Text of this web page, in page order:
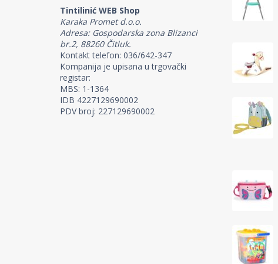
Tintilinić WEB Shop
Karaka Promet d.o.o.
Adresa: Gospodarska zona Blizanci
br.2, 88260 Čitluk.
Kontakt telefon: 036/642-347
Kompanija je upisana u trgovački
registar:
MBS: 1-1364
IDB 4227129690002
PDV broj: 227129690002